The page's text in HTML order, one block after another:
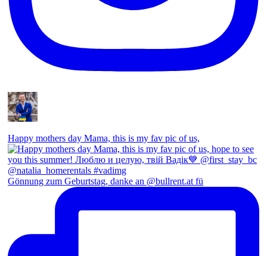
Happy mothers day Mama, this is my fav pic of us,
Gönnung zum Geburtstag, danke an @bullrent.at fü